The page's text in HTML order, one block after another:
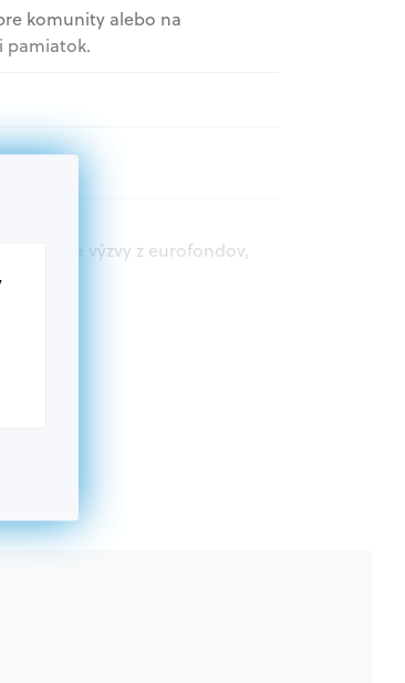
komunity alebo na
pamiatok.
aktuálne výzvy z eurofondov,
komerčný alebo nekomerčný,
Nórsku alebo na Slovensku,
aktívne zapojená a efektívne